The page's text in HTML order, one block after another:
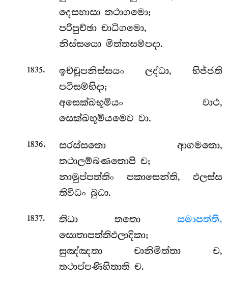
දෙසභාසා තථාගමො;
පරිපුච්ඡා චාධිගමො,
නිස්සයො මිත්තසම්පදා.
1835. ඉච්චූපනිස්සයං ලද්ධා, භිජ්ජති
පටිසම්භිදා;
අසෙක්ඛභූමියං වාථ,
සෙක්ඛභූමියමෙව වා.
1836. සරස්සතො ආගමතො,
තථාලම්බණතොපි ච;
නාමුප්පත්තිං පකාසෙන්ති, ඵලස්ස
තිවිධං බුධා.
1837. තිධා තතො සමාපත්ති,
සොතාපත්තිඵලාදිකා;
සුඤ්ඤතා චානිමිත්තා ච,
තථාප්පණිහිතාති ච.